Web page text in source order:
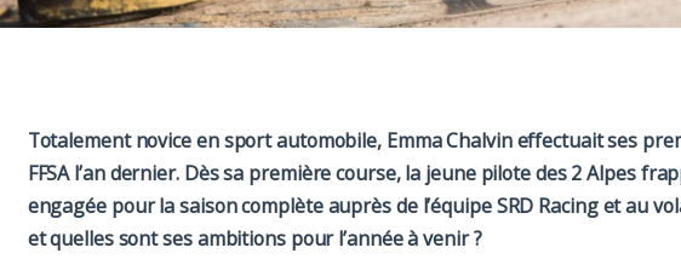
Totalement novice en sport automobile, Emma Chalvin effectuait ses
FFSA l’an dernier. Dès sa première course, la jeune pilote des 2 Alpes
engagée pour la saison complète auprès de l’équipe SRD Racing et au
et quelles sont ses ambitions pour l’année à venir ?